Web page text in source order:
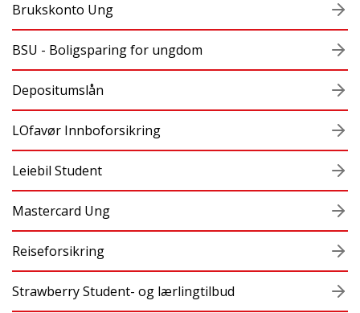
Brukskonto Ung
BSU - Boligsparing for ungdom
Depositumslån
LOfavør Innboforsikring
Leiebil Student
Mastercard Ung
Reiseforsikring
Strawberry Student- og lærlingtilbud